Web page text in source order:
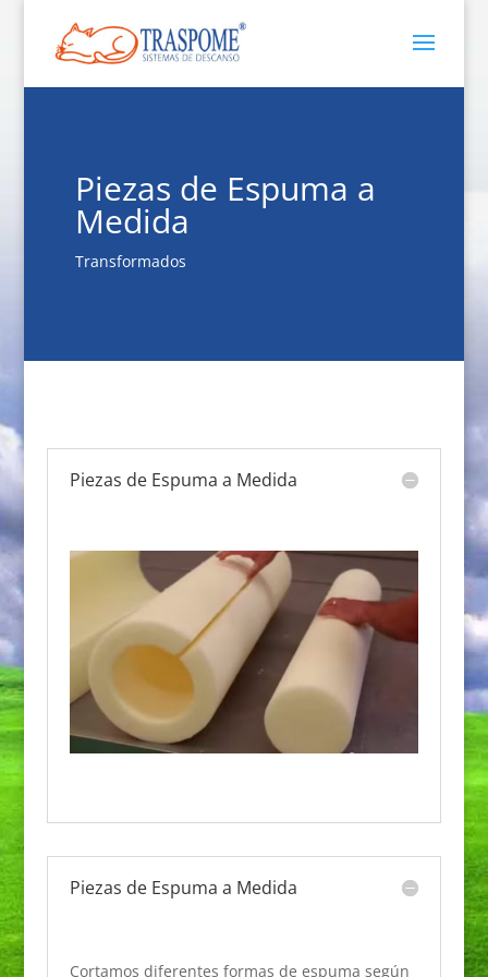
Piezas de Espuma a
Medida
Transformados
Piezas de Espuma a Medida
Piezas de Espuma a Medida
Cortamos diferentes formas de espuma según